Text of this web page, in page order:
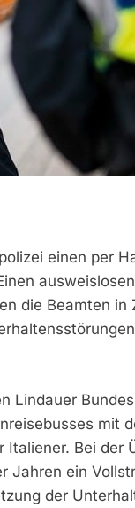
einen per
die Beamten in
Lindauer
mit
Bei der
Jahren ein
der